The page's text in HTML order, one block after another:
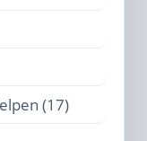
(17)